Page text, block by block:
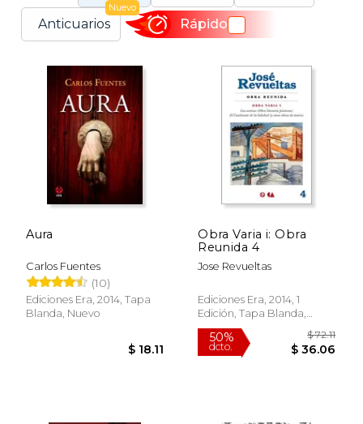
Anticuarios
Nuevo
Rápido
Aura
Carlos Fuentes
(10)
Ediciones Era, 2014, Tapa
Blanda, Nuevo
Obra Varia i: Obra
Reunida 4
Jose Revueltas
Ediciones Era, 2014, 1
Edición, Tapa Blanda,
Nuevo